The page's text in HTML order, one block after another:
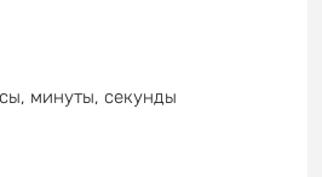
минуты, секунды